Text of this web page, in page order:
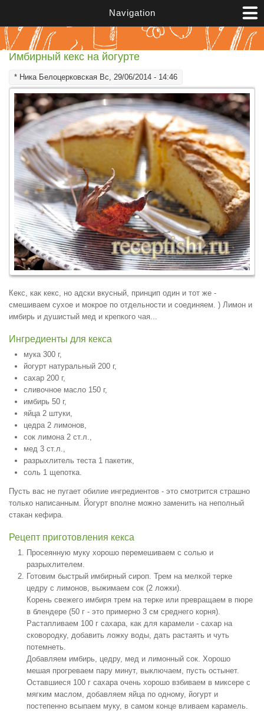
Navigation
Имбирный кекс на йогурте
* Ника Белоцерковская Вс, 29/06/2014 - 14:46
Кекс, как кекс, но адски вкусный, принцип один и тот же -
смешиваем сухое и мокрое по отдельности и соединяем. ) Лимон и
имбирь и душистый мед и крепкого чая...
Ингредиенты для кекса
мука 300 г,
йогурт натуральный 200 г,
сахар 200 г,
сливочное масло 150 г,
имбирь 50 г,
яйца 2 штуки,
цедра 2 лимонов,
сок лимона 2 ст.л.,
мед 3 ст.л.,
разрыхлитель теста 1 пакетик,
соль 1 щепотка.
Пусть вас не пугает обилие ингредиентов - это смотрится страшно
только написанным. Йогурт вполне можно заменить на неполный
стакан кефира.
Рецепт приготовления кекса
Просеянную муку хорошо перемешиваем с солью и
разрыхлителем.
Готовим быстрый имбирный сироп. Трем на мелкой терке
цедру с лимонов, выжимаем сок (2 ложки).
Корень свежего имбиря трем на терке или превращаем в пюре
в блендере (50 г - это примерно 3 см среднего корня).
Растапливаем 100 г сахара, как для карамели - сахар на
сковородку, добавить ложку воды, дать растаять и чуть
потемнеть.
Добавляем имбирь, цедру, мед и лимонный сок. Хорошо
мешая прогреваем пару минут, выключаем, пусть остынет.
Оставшиеся 100 г сахара очень хорошо взбиваем в миксере с
мягким маслом, добавляем яйца по одному, йогурт и
постепенно всыпаем муку, в самом конце вливаем карамель.